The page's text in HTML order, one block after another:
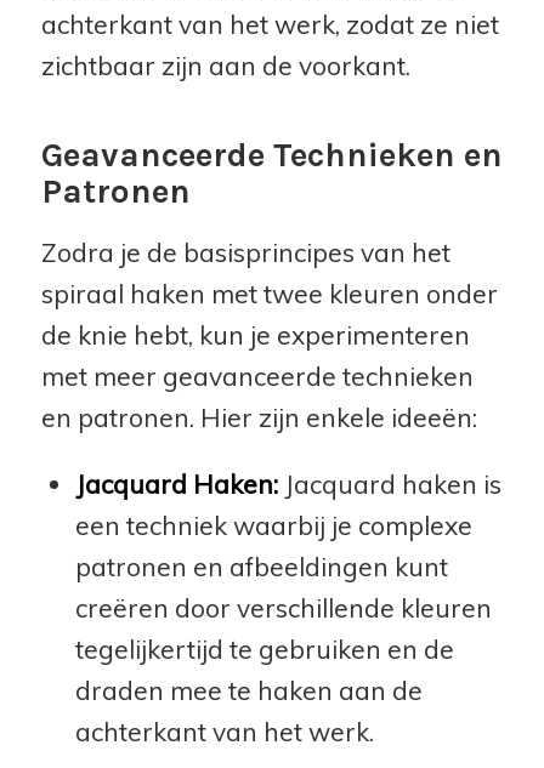
achterkant van het werk, zodat ze niet
zichtbaar zijn aan de voorkant.
Geavanceerde Technieken en
Patronen
Zodra je de basisprincipes van het
spiraal haken met twee kleuren onder
de knie hebt, kun je experimenteren
met meer geavanceerde technieken
en patronen. Hier zijn enkele ideeën:
Jacquard Haken:Jacquard haken is
een techniek waarbij je complexe
patronen en afbeeldingen kunt
creëren door verschillende kleuren
tegelijkertijd te gebruiken en de
draden mee te haken aan de
achterkant van het werk.